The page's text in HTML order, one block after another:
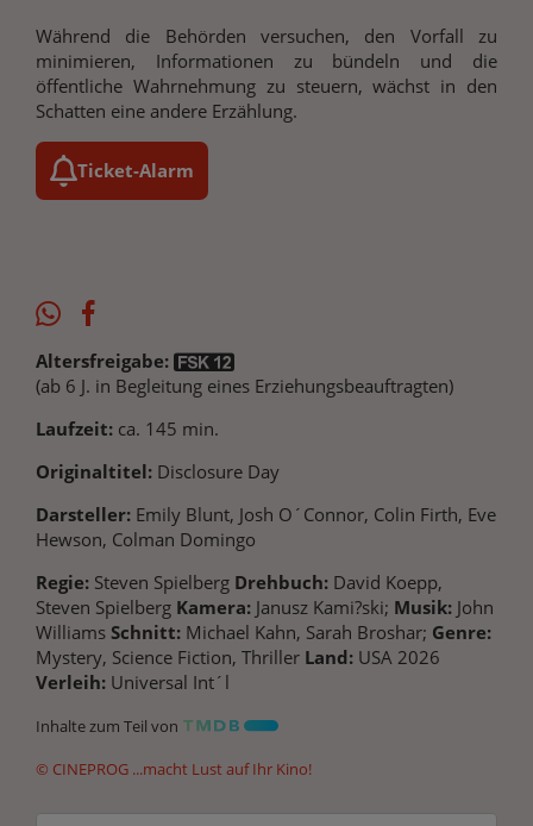
Während die Behörden versuchen, den Vorfall zu
minimieren, Informationen zu bündeln und die
öffentliche Wahrnehmung zu steuern, wächst in den
Schatten eine andere Erzählung.
Ticket-Alarm
Altersfreigabe:
(ab 6 J. in Begleitung eines Erziehungsbeauftragten)
Laufzeit: ca. 145 min.
Originaltitel: Disclosure Day
Darsteller: Emily Blunt, Josh O´Connor, Colin Firth, Eve
Hewson, Colman Domingo
Regie: Steven Spielberg Drehbuch: David Koepp,
Steven Spielberg Kamera: Janusz Kami?ski; Musik: John
Williams Schnitt: Michael Kahn, Sarah Broshar; Genre:
Mystery, Science Fiction, Thriller Land: USA 2026
Verleih: Universal Int´l
Inhalte zum Teil von
© CINEPROG ...macht Lust auf Ihr Kino!